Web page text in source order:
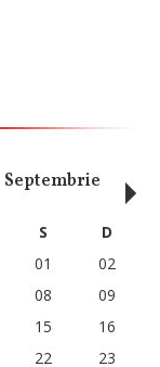
Septembrie
S
D
01
02
08
09
15
16
22
23